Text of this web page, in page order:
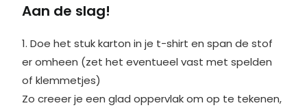
Aan de slag!
1. Doe het stuk karton in je t-shirt en span de stof
er omheen (zet het eventueel vast met spelden
of klemmetjes)
Zo creeer je een glad oppervlak om op te tekenen,